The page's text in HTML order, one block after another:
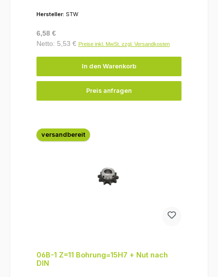
Hersteller: STW
Regulärer Preis:
6,58 €
Netto: 5,53 € Preise inkl. MwSt. zzgl. Versandkosten
In den Warenkorb
Preis anfragen
versandbereit
06B-1 Z=11 Bohrung=15H7 + Nut nach
DIN